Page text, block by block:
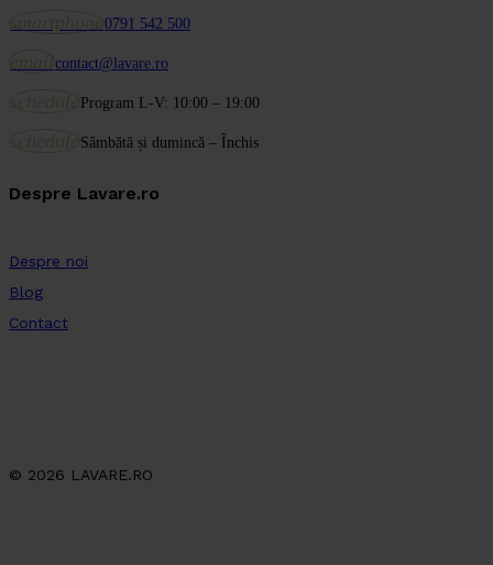
0791 542 500
contact@lavare.ro
Program L-V: 10:00 – 19:00
Sâmbătă și dumincă – Închis
Despre Lavare.ro
Despre noi
Blog
Contact
© 2026 LAVARE.RO